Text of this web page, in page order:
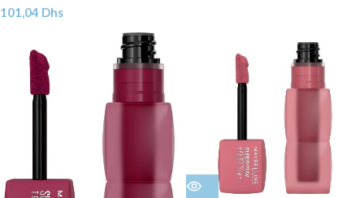
101,04 Dhs